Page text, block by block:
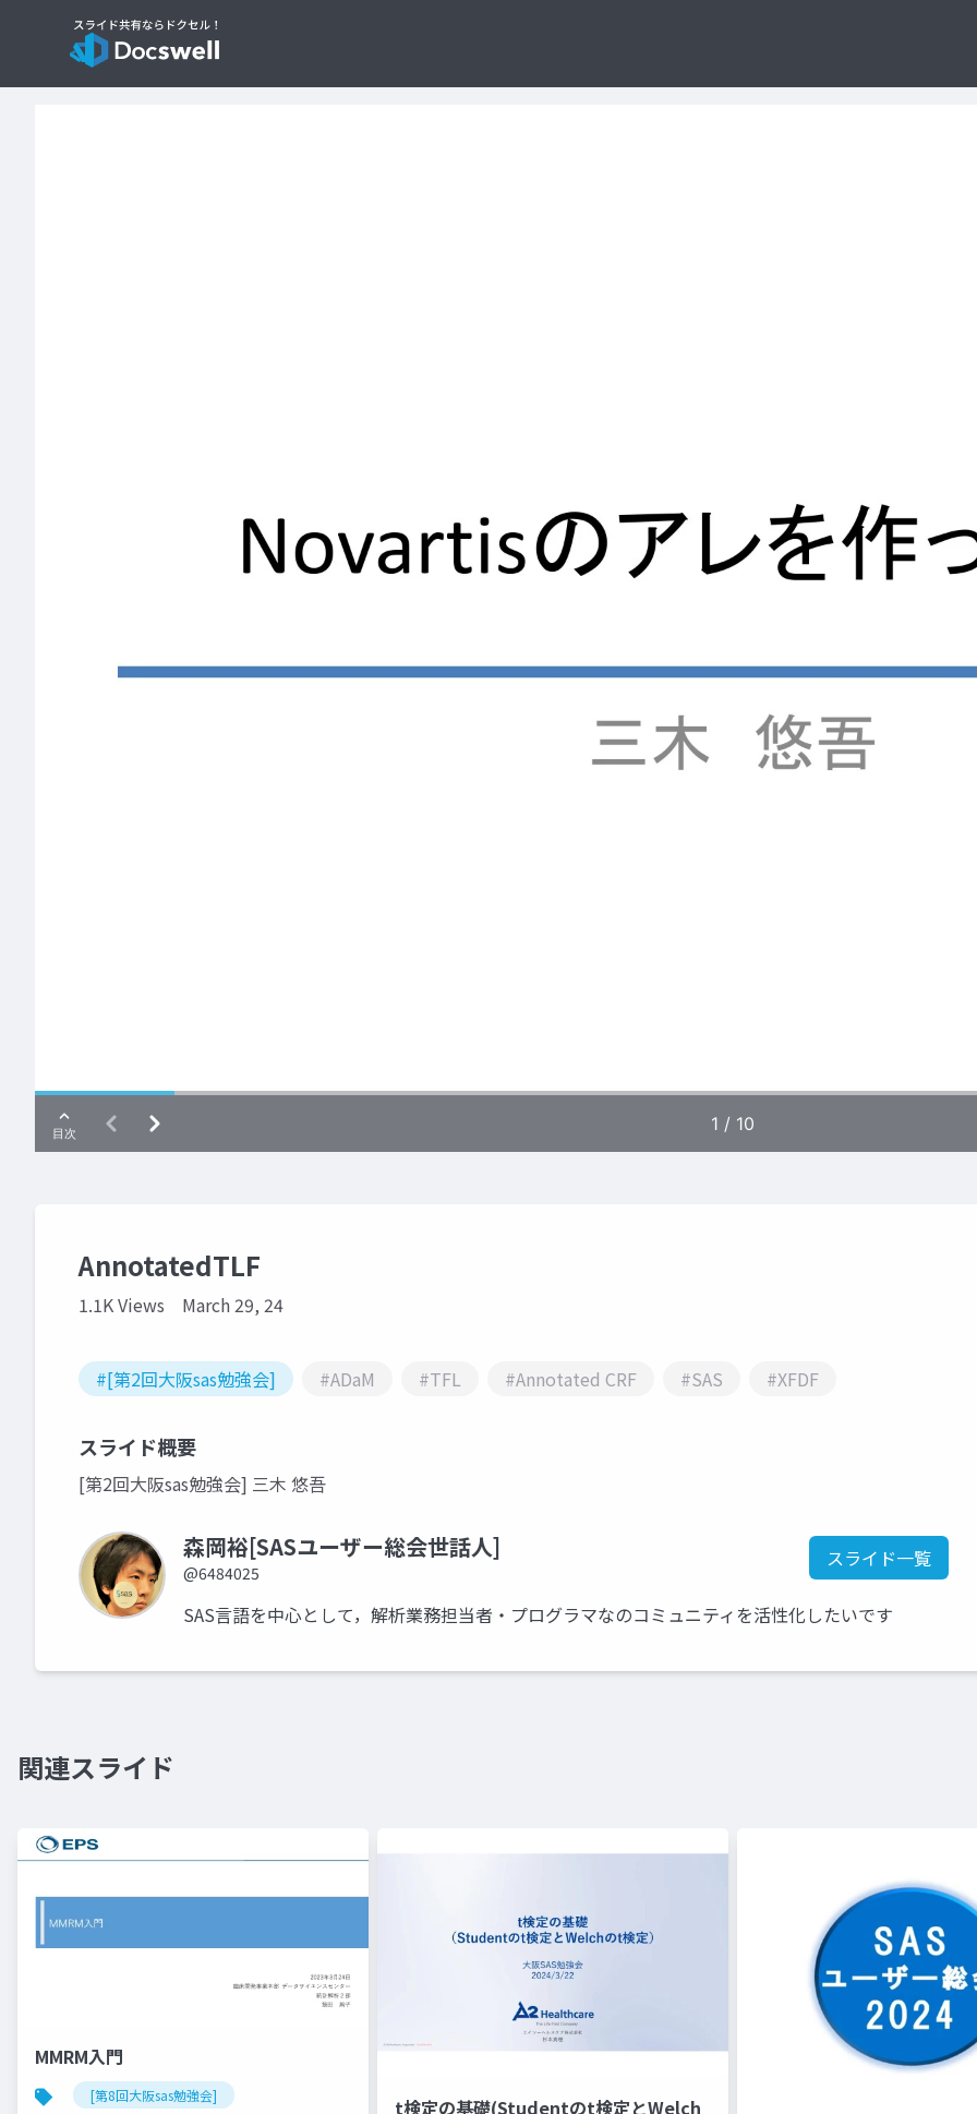
AnnotatedTLF
1.1K Views March 29, 24
#[第2回大阪sas勉強会] #ADaM #TFL #Annotated CRF #SAS #XFDF
スライド概要
[第2回大阪sas勉強会] 三木 悠吾
森岡裕[SASユーザー総会世話人]
@6484025
スライド一覧
SAS言語を中心として，解析業務担当者・プログラマなのコミュニティを活性化したいです
関連スライド
MMRM入門
[第8回大阪sas勉強会]
t検定の基礎(Studentのt検定とWelch